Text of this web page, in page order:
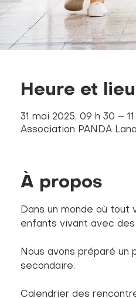
Heure et lieu
31 mai 2025, 09 h 30 –
Association PANDA
À propos
Dans un monde où
enfants vivant avec
Nous avons préparé
secondaire.
Calendrier des